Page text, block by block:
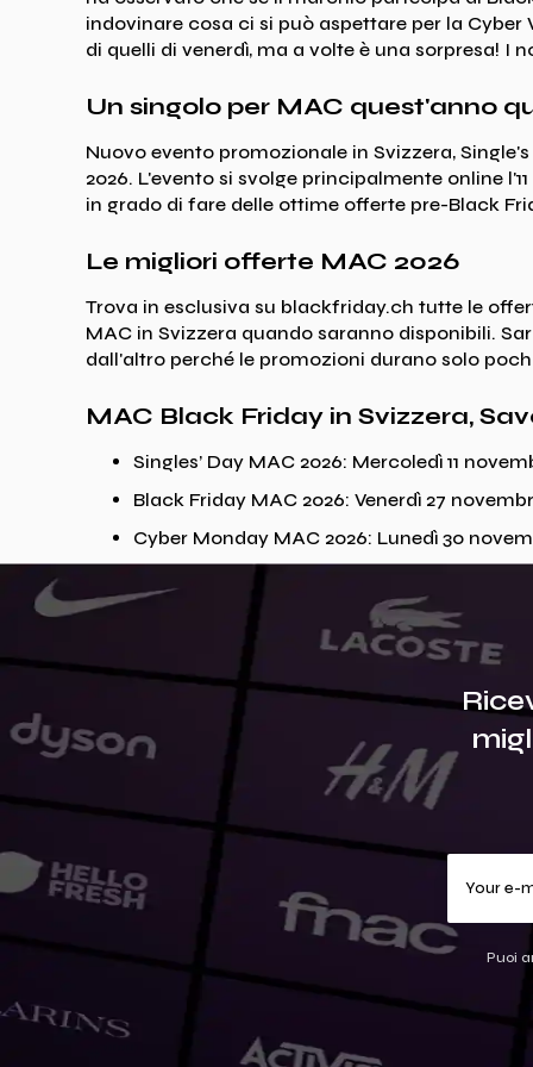
indovinare cosa ci si può aspettare per la
di quelli di venerdì, ma a volte è una sorpresa! I
Un singolo per MAC quest'anno
Nuovo evento promozionale in Svizzera,
2026. L'evento si svolge principalmente online
in grado di fare delle ottime offerte pre-Black
Le migliori offerte MAC 2026
Trova in esclusiva su blackfriday.ch tutte le
MAC in Svizzera quando saranno disponibili.
dall'altro perché le promozioni durano solo
MAC Black Friday in Svizzera,
Singles’ Day MAC 2026: Mercoledì 11
Black Friday MAC 2026: Venerdì 27
Cyber Monday MAC 2026: Lunedì 30
Puoi